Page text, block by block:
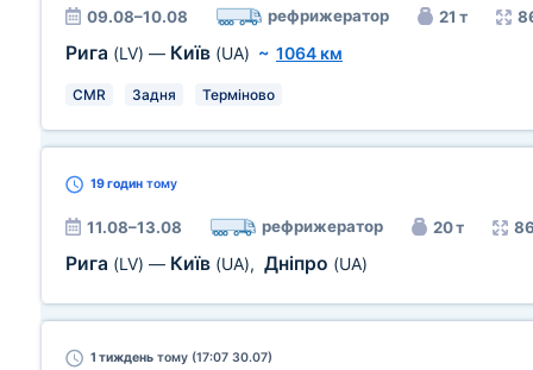
09.08–10.08 рефрижератор 21 т
Рига (LV) — Київ (UA) ~ 1064 км
CMR Задня Терміново
19 годин тому
11.08–13.08 рефрижератор 20 т
Рига (LV) — Київ (UA), Дніпро (UA)
1 тиждень тому (17:07 30.07)